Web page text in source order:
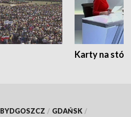
Karty na
BYDGOSZCZ / GDAŃSK /